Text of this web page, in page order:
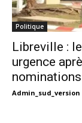
Politique
Libreville :
urgence
Admin_sud_version